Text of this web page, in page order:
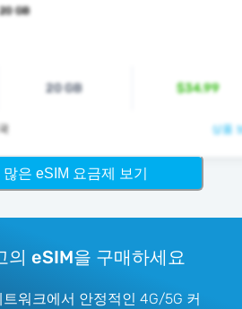
GB
20 GB $34.99
상품
많은 eSIM 요금제 보기
의 eSIM을 구매하세요
워크에서 안정적인 4G/5G 커